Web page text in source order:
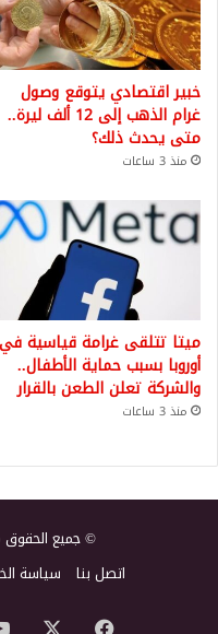
خبير اقتصادي يتوقع وصول
غرام الذهب إلى 12 ألف ليرة..
متى يحدث ذلك؟
منذ 3 ساعات
ميتا تتلقى غرامة قياسية في
أوروبا بسبب حماية الأطفال..
والشركة تعلن الطعن بالقرار
منذ 3 ساعات
© جميع الحقوق
اتصل بنا
سياسة